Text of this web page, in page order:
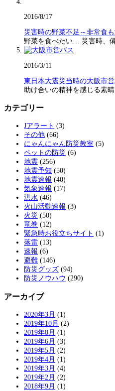
2016/8/17
災害時の野菜不足～非常食
野菜を食べたい… 災害時、
2016/3/11
東日本大震災当時の大阪市
助け合いの精神を感じる素
カテゴリー
Jアラート (3)
その他 (66)
にゃんにゃん防災教室 (5)
ペットの防災 (6)
地震 (256)
地震予知 (50)
地震速報 (40)
気象速報 (17)
洪水 (46)
火山活動速報 (3)
火災 (50)
竜巻 (12)
緊急時お役立ちサイト (1)
落雷 (13)
速報 (6)
避難 (146)
防災グッズ (94)
防災ノウハウ (290)
アーカイブ
2020年3月 (1)
2019年10月 (2)
2019年8月 (1)
2019年6月 (3)
2019年5月 (2)
2019年4月 (1)
2019年3月 (4)
2019年2月 (2)
2018年9月 (1)